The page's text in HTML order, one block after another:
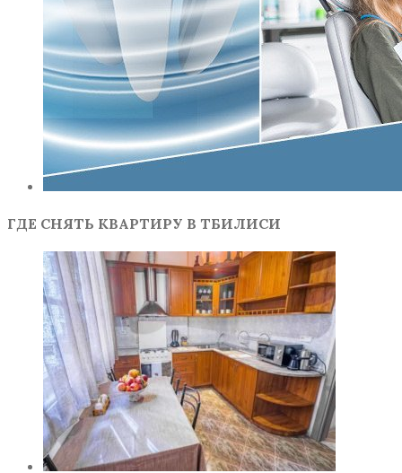
ГДЕ СНЯТЬ КВАРТИРУ В ТБИЛИСИ